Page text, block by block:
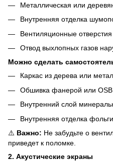
Металлическая или
Внутренняя отделка
Вентиляционные
Отвод выхлопных газов
Можно сделать
Каркас из дерева или
Обшивка фанерой или OSB
Внутренний слой
Внутренняя отделка
⚠️ Важно: Не забудьте о
приведет к поломке.
2. Акустические экраны